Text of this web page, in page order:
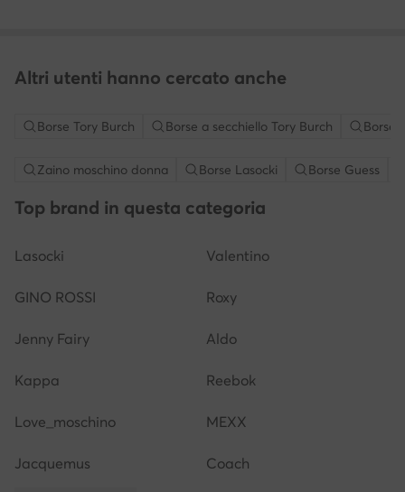
Altri utenti hanno cercato anche
Borse Tory Burch Borse a secchiello Tory Burch Borse
Zaino moschino donna Borse Lasocki Borse Guess
Top brand in questa categoria
Lasocki Valentino
GINO ROSSI Roxy
Jenny Fairy Aldo
Kappa Reebok
Love_moschino MEXX
Jacquemus Coach